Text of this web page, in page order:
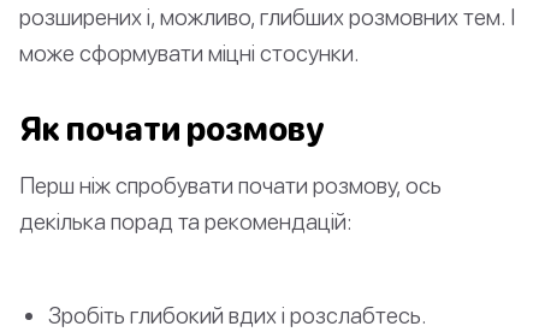
розширених і, можливо, глибших розмовних тем. І
може сформувати міцні стосунки.
Як почати розмову
Перш ніж спробувати почати розмову, ось
декілька порад та рекомендацій:
Зробіть глибокий вдих і розслабтесь.